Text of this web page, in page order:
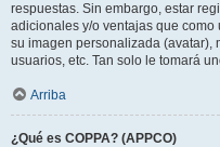
respuestas. Sin embargo, estar
adicionales y/o ventajas que
su imagen personalizada (avatar),
usuarios, etc. Tan solo le tomará
Arriba
¿Qué es COPPA? (APPCO)